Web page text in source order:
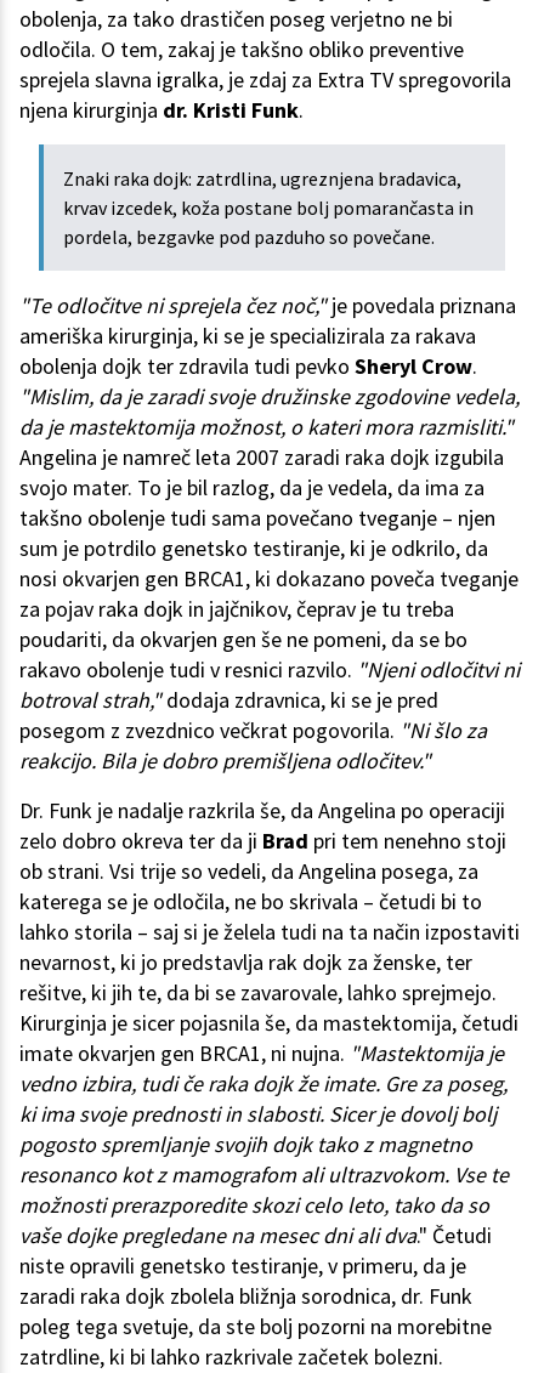
obolenja, za tako drastičen poseg verjetno ne bi
odločila. O tem, zakaj je takšno obliko preventive
sprejela slavna igralka, je zdaj za Extra TV spregovorila
njena kirurginja dr. Kristi Funk.
Znaki raka dojk: zatrdlina, ugreznjena bradavica,
krvav izcedek, koža postane bolj pomarančasta in
pordela, bezgavke pod pazduho so povečane.
"Te odločitve ni sprejela čez noč,"je povedala priznana
ameriška kirurginja, ki se je specializirala za rakava
obolenja dojk ter zdravila tudi pevko Sheryl Crow.
"Mislim, da je zaradi svoje družinske zgodovine vedela,
da je mastektomija možnost, o kateri mora razmisliti."
Angelina je namreč leta 2007 zaradi raka dojk izgubila
svojo mater. To je bil razlog, da je vedela, da ima za
takšno obolenje tudi sama povečano tveganje – njen
sum je potrdilo genetsko testiranje, ki je odkrilo, da
nosi okvarjen gen BRCA1, ki dokazano poveča tveganje
za pojav raka dojk in jajčnikov, čeprav je tu treba
poudariti, da okvarjen gen še ne pomeni, da se bo
rakavo obolenje tudi v resnici razvilo. "Njeni odločitvi ni
botroval strah,"dodaja zdravnica, ki se je pred
posegom z zvezdnico večkrat pogovorila. "Ni šlo za
reakcijo. Bila je dobro premišljena odločitev."
Dr. Funk je nadalje razkrila še, da Angelina po operaciji
zelo dobro okreva ter da ji Brad pri tem nenehno stoji
ob strani. Vsi trije so vedeli, da Angelina posega, za
katerega se je odločila, ne bo skrivala – četudi bi to
lahko storila – saj si je želela tudi na ta način izpostaviti
nevarnost, ki jo predstavlja rak dojk za ženske, ter
rešitve, ki jih te, da bi se zavarovale, lahko sprejmejo.
Kirurginja je sicer pojasnila še, da mastektomija, četudi
imate okvarjen gen BRCA1, ni nujna. "Mastektomija je
vedno izbira, tudi če raka dojk že imate. Gre za poseg,
ki ima svoje prednosti in slabosti. Sicer je dovolj bolj
pogosto spremljanje svojih dojk tako z magnetno
resonanco kot z mamografom ali ultrazvokom. Vse te
možnosti prerazporedite skozi celo leto, tako da so
vaše dojke pregledane na mesec dni ali dva." Četudi
niste opravili genetsko testiranje, v primeru, da je
zaradi raka dojk zbolela bližnja sorodnica, dr. Funk
poleg tega svetuje, da ste bolj pozorni na morebitne
zatrdline, ki bi lahko razkrivale začetek bolezni.